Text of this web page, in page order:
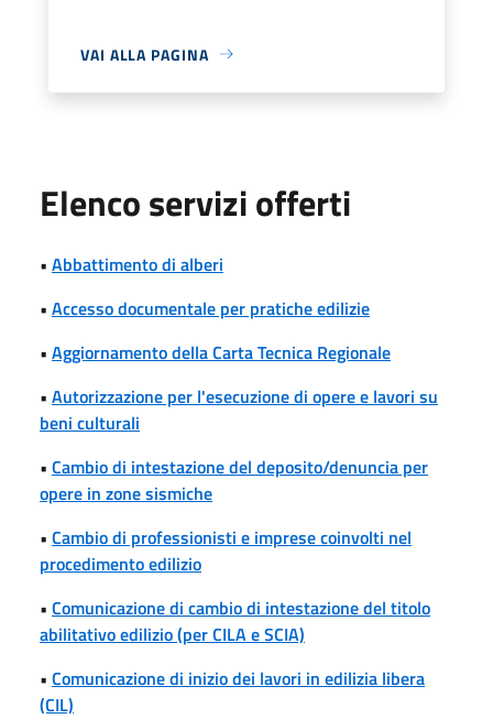
VAI ALLA PAGINA
Elenco servizi offerti
• Abbattimento di alberi
• Accesso documentale per pratiche edilizie
• Aggiornamento della Carta Tecnica Regionale
• Autorizzazione per l'esecuzione di opere e lavori su
beni culturali
• Cambio di intestazione del deposito/denuncia per
opere in zone sismiche
• Cambio di professionisti e imprese coinvolti nel
procedimento edilizio
• Comunicazione di cambio di intestazione del titolo
abilitativo edilizio (per CILA e SCIA)
• Comunicazione di inizio dei lavori in edilizia libera
(CIL)